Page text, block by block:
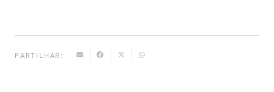
PARTILHAR: